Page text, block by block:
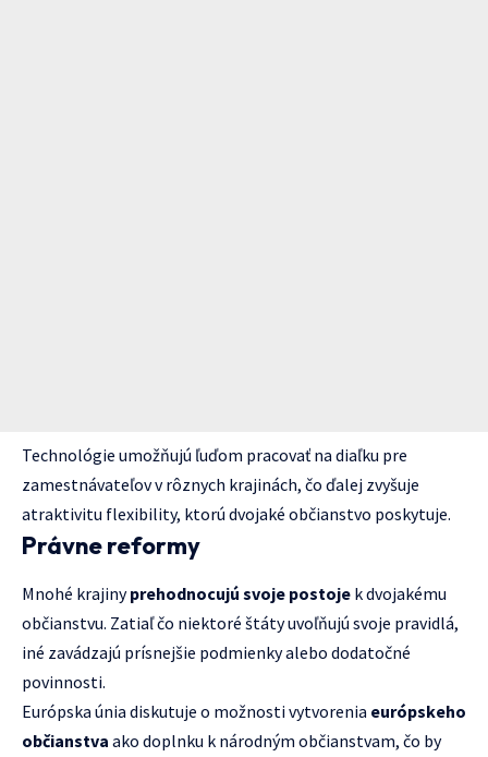
Technológie umožňujú ľuďom pracovať na diaľku pre
zamestnávateľov v rôznych krajinách, čo ďalej zvyšuje
atraktivitu flexibility, ktorú dvojaké občianstvo poskytuje.
Právne reformy
Mnohé krajinyprehodnocujú svoje postoje k dvojakému
občianstvu. Zatiaľ čo niektoré štáty uvoľňujú svoje pravidlá,
iné zavádzajú prísnejšie podmienky alebo dodatočné
povinnosti.
Európska únia diskutuje o možnosti vytvorenia európskeho
občianstva ako doplnku k národným občianstvam, čo by